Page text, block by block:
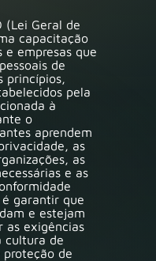
(Lei Geral de
capacitação
e empresas que
de
princípios,
pela
à
o
aprendem
as
as
e as
é garantir que
e estejam
as exigências
cultura de
de